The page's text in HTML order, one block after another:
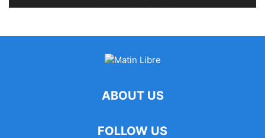
ABOUT US
FOLLOW US